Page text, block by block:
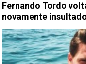
Fernando Tordo
novamente insultado